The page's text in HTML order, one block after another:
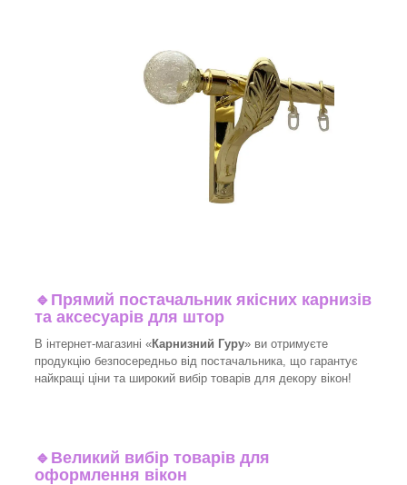
🔹 Прямий постачальник якісних карнизів
та аксесуарів для штор
В інтернет-магазині «Карнизний Гуру» ви отримуєте
продукцію безпосередньо від постачальника, що гарантує
найкращі ціни та широкий вибір товарів для декору вікон!​
🔹 Великий вибір товарів для
оформлення вікон